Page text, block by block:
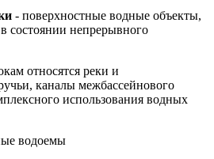
- поверхностные водные объекты,
состоянии непрерывного
относятся реки и
каналы межбассейнового
использования водных
водоемы